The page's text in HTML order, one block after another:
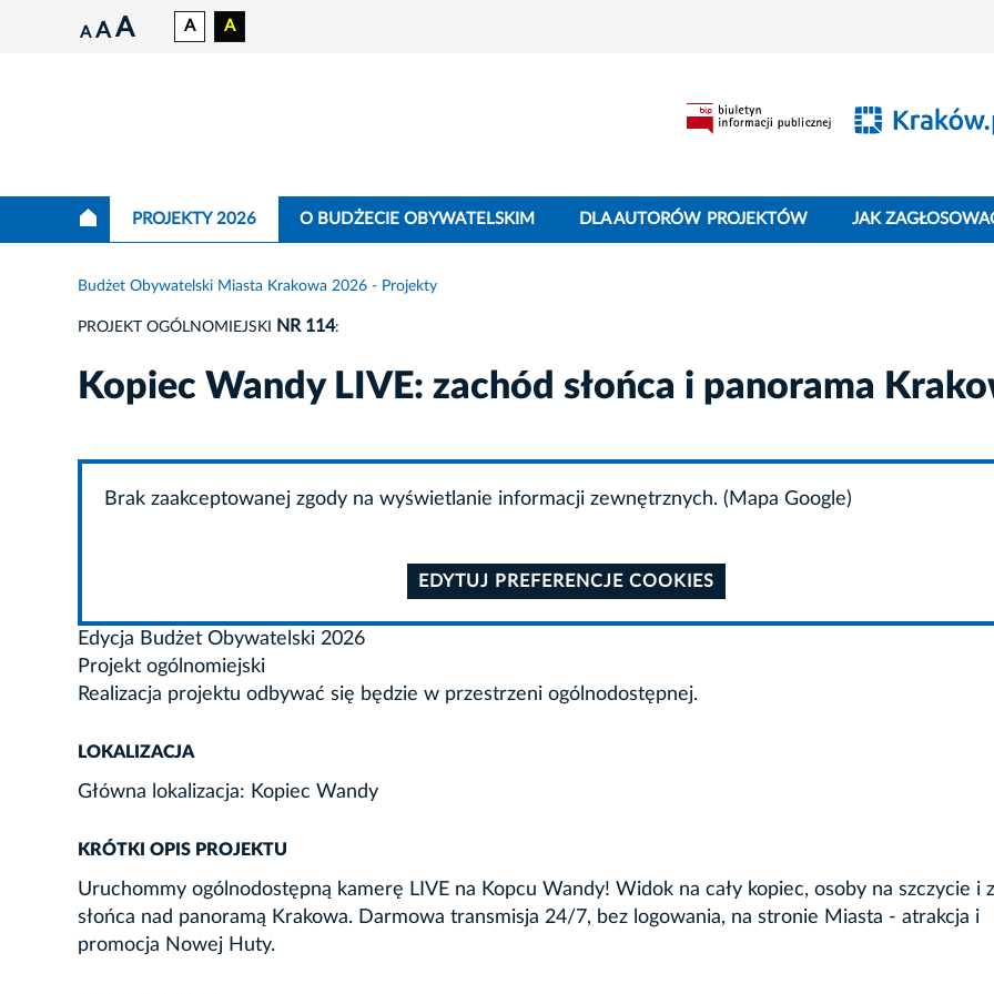
A A A A A
PROJEKTY 2026 O BUDŻECIE OBYWATELSKIM DLA AUTORÓW PROJEKTÓW JAK
Budżet Obywatelski Miasta Krakowa 2026 - Projekty
PROJEKT OGÓLNOMIEJSKI NR 114:
Kopiec Wandy LIVE: zachód słońca i panorama
Brak zaakceptowanej zgody na wyświetlanie informacji zewnętrznych. (Mapa Google)
EDYTUJ PREFERENCJE COOKIES
Edycja Budżet Obywatelski 2026
Projekt ogólnomiejski
Realizacja projektu odbywać się będzie w przestrzeni ogólnodostępnej.
LOKALIZACJA
Główna lokalizacja: Kopiec Wandy
KRÓTKI OPIS PROJEKTU
Uruchommy ogólnodostępną kamerę LIVE na Kopcu Wandy! Widok na cały kopiec, osoby na szczycie i
słońca nad panoramą Krakowa. Darmowa transmisja 24/7, bez logowania, na stronie Miasta - atrakcja i
promocja Nowej Huty.